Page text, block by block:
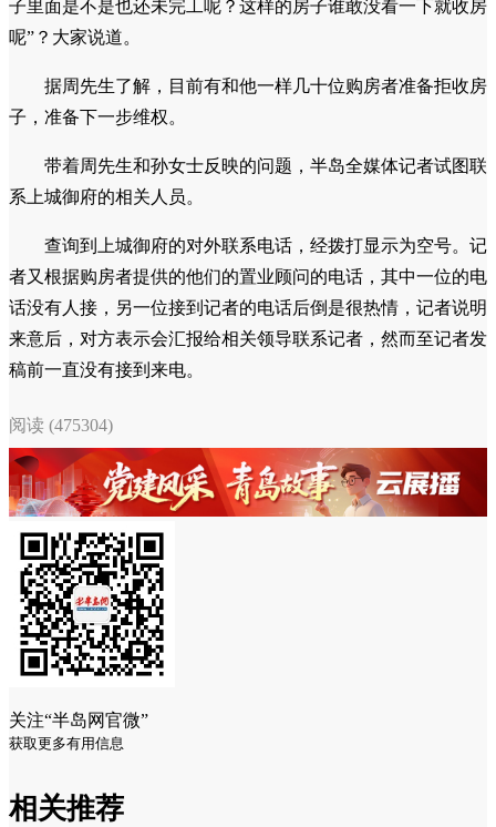
子里面是不是也还未完工呢？这样的房子谁敢没看一下就收房
呢”？大家说道。
据周先生了解，目前有和他一样几十位购房者准备拒收房
子，准备下一步维权。
带着周先生和孙女士反映的问题，半岛全媒体记者试图联
系上城御府的相关人员。
查询到上城御府的对外联系电话，经拨打显示为空号。记
者又根据购房者提供的他们的置业顾问的电话，其中一位的电
话没有人接，另一位接到记者的电话后倒是很热情，记者说明
来意后，对方表示会汇报给相关领导联系记者，然而至记者发
稿前一直没有接到来电。
阅读 (475304)
关注“半岛网官微”
获取更多有用信息
相关推荐